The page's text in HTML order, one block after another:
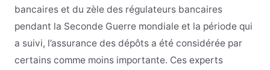
bancaires et du zèle des régulateurs bancaires
pendant la Seconde Guerre mondiale et la période qui
a suivi, l’assurance des dépôts a été considérée par
certains comme moins importante. Ces experts